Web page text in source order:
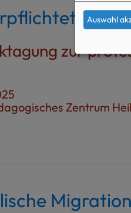
zur
Zentrum
Auswahl